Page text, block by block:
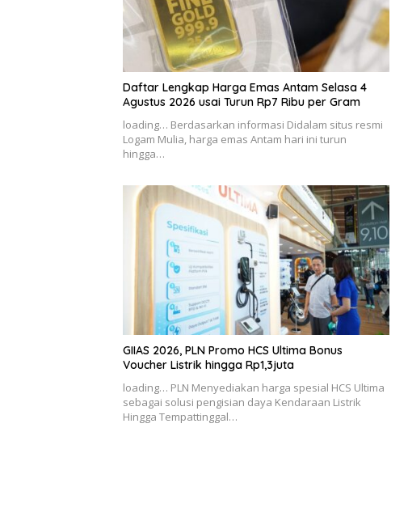
Daftar Lengkap Harga Emas Antam Selasa 4
Agustus 2026 usai Turun Rp7 Ribu per Gram
loading… Berdasarkan informasi Didalam situs resmi
Logam Mulia, harga emas Antam hari ini turun
hingga…
GIIAS 2026, PLN Promo HCS Ultima Bonus
Voucher Listrik hingga Rp1,3juta
loading… PLN Menyediakan harga spesial HCS Ultima
sebagai solusi pengisian daya Kendaraan Listrik
Hingga Tempattinggal…